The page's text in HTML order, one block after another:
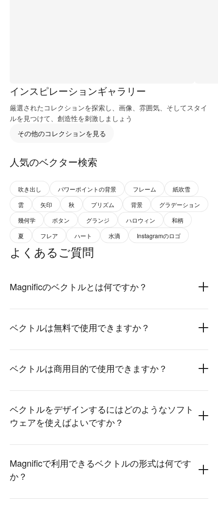
インスピレーションギャラリー
厳選されたコレクションを探索し、画像、雰囲気、そしてスタイ
ルを見つけて、創造性を刺激しましょう
その他のコレクションを見る
人気のベクター検索
吹き出し パワーポイントの背景 フレーム
紙吹雪
雲
矢印 秋 プリズム 背景
グラデーション
幾何学
ボタン グランジ ハロウィン
和柄
夏
フレア ハート 水滴 Instagramのロゴ
よくあるご質問
Magnificのベクトルとは何ですか？
ベクトルは無料で使用できますか？
ベクトルは商用目的で使用できますか？
ベクトルをデザインするにはどのようなソフト
ウェアを使えばよいですか？
Magnificで利用できるベクトルの形式は何です
か？